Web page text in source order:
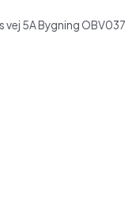
5A Bygning OBV037